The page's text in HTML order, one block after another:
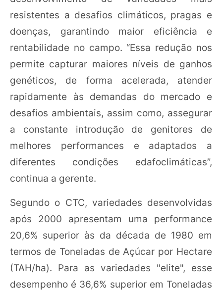
resistentes a desafios climáticos, pragas e
doenças, garantindo maior eficiência e
rentabilidade no campo. “Essa redução nos
permite capturar maiores níveis de ganhos
genéticos, de forma acelerada, atender
rapidamente às demandas do mercado e
desafios ambientais, assim como, assegurar
a constante introdução de genitores de
melhores performances e adaptados a
diferentes condições edafoclimáticas”,
continua a gerente.
Segundo o CTC, variedades desenvolvidas
após 2000 apresentam uma performance
20,6% superior às da década de 1980 em
termos de Toneladas de Açúcar por Hectare
(TAH/ha). Para as variedades "elite", esse
desempenho é 36,6% superior em Toneladas